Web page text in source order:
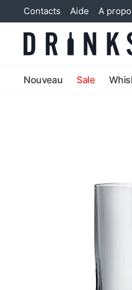
Contacts Aide A
Nouveau Sale